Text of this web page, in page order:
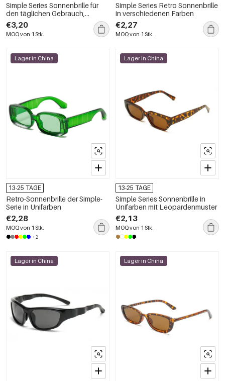
Simple Series Sonnenbrille für
den täglichen Gebrauch,
einfarbig mit Farbverlauf
€3,20
MOQ von 1 Stk.
Simple Series Retro Sonnenbrille
in verschiedenen Farben
€2,27
MOQ von 1 Stk.
Lager in China
13-25 TAGE
Retro-Sonnenbrille der Simple-
Serie in Unifarben
€2,28
MOQ von 1 Stk.
+2
Lager in China
13-25 TAGE
Simple Series Sonnenbrille in
Unifarben mit Leopardenmuster
€2,13
MOQ von 1 Stk.
Lager in China Lager in China